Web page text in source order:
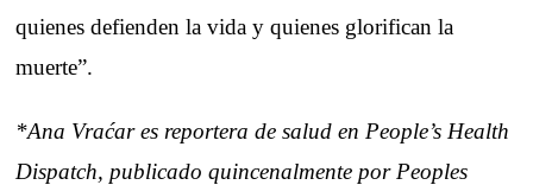
quienes defienden la vida y quienes glorifican la
muerte”.
*Ana Vraćar es reportera de salud en People’s Health
Dispatch, publicado quincenalmente por Peoples